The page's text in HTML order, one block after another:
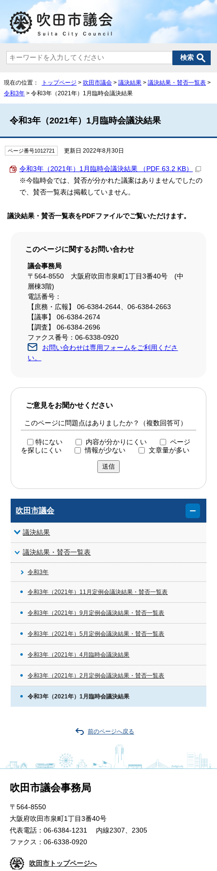
現在の位置： トップページ > 吹田市議会 > 議決結果 > 議決結果・賛否一覧表 >
令和3年 > 令和3年（2021年）1月臨時会議決結果
令和3年（2021年）1月臨時会議決結果
ページ番号1012721 更新日 2022年8月30日
令和3年（2021年）1月臨時会議決結果 （PDF 63.2 KB）
※今臨時会では、賛否が分かれた議案はありませんでしたの
で、賛否一覧表は掲載していません。
議決結果・賛否一覧表をPDFファイルでご覧いただけます。
このページに関するお問い合わせ
議会事務局
〒564-8550 大阪府吹田市泉町1丁目3番40号 (中
層棟3階)
電話番号：
【庶務・広報】 06-6384-2644、06-6384-2663
【議事】 06-6384-2674
【調査】 06-6384-2696
ファクス番号：06-6338-0920
お問い合わせは専用フォームをご利用くださ
い。
ご意見をお聞かせください
このページに問題点はありましたか？（複数回答可）
特にない 内容が分かりにくい
ページ
を探しにくい
情報が少ない 文章量が多い
送信
吹田市議会
議決結果
議決結果・賛否一覧表
令和3年
令和3年（2021年）11月定例会議決結果・賛否一覧表
令和3年（2021年）9月定例会議決結果・賛否一覧表
令和3年（2021年）5月定例会議決結果・賛否一覧表
令和3年（2021年）4月臨時会議決結果
令和3年（2021年）2月定例会議決結果・賛否一覧表
令和3年（2021年）1月臨時会議決結果
前のページへ戻る
吹田市議会事務局
〒564-8550
大阪府吹田市泉町1丁目3番40号
代表電話：06-6384-1231 内線2307、2305
ファクス：06-6338-0920
吹田市トップページへ